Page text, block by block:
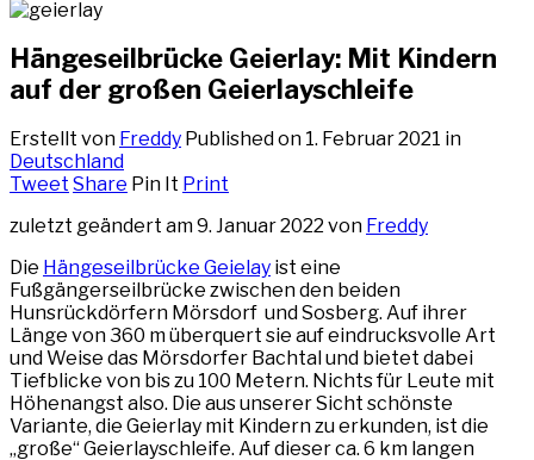
Hängeseilbrücke Geierlay: Mit Kindern
auf der großen Geierlayschleife
Erstellt von Freddy Published on 1. Februar 2021 in
Deutschland
Tweet Share Pin It Print
zuletzt geändert am 9. Januar 2022 von Freddy
Die Hängeseilbrücke Geielay ist eine
Fußgängerseilbrücke zwischen den beiden
Hunsrückdörfern Mörsdorf und Sosberg. Auf ihrer
Länge von 360 m überquert sie auf eindrucksvolle Art
und Weise das Mörsdorfer Bachtal und bietet dabei
Tiefblicke von bis zu 100 Metern. Nichts für Leute mit
Höhenangst also. Die aus unserer Sicht schönste
Variante, die Geierlay mit Kindern zu erkunden, ist die
„große“ Geierlayschleife. Auf dieser ca. 6 km langen